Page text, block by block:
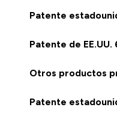
Patente
Patente de EE.UU.
Otros productos
Patente